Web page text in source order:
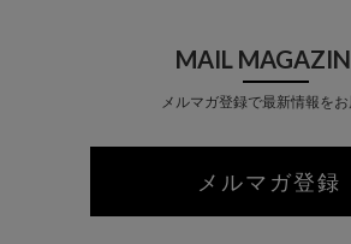
MAIL
メルマガ登録で最新情報を
メルマガ登録